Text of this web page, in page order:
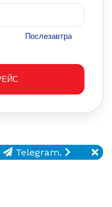
Послезавтра
Telegram.